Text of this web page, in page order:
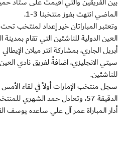
الماضي انتهت بفوز منتخبنا 3-1.
أبريل الجاري، بمشاركة انتر ميلان
للناشئين.
سجل منتخب الإمارات أولاً في لقاء
الدقيقة 57، وتعادل حمد الشهري للمنتخب السعودي في الدقيقة 61.
أدار المباراة عمر آل علي ساعده يوسف